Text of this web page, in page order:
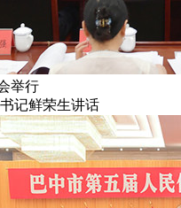
举行
记鲜荣生讲话